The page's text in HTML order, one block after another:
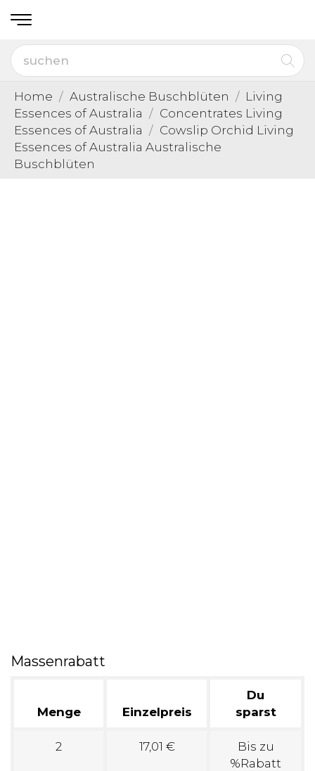
Home Australische Buschblüten
Living
Essences of Australia
Concentrates Living
Essences of Australia
Cowslip Orchid Living
Essences of Australia Australische
Buschblüten
Massenrabatt
Menge Einzelpreis
Du
sparst
2 17,01 €
Bis zu
%Rabatt